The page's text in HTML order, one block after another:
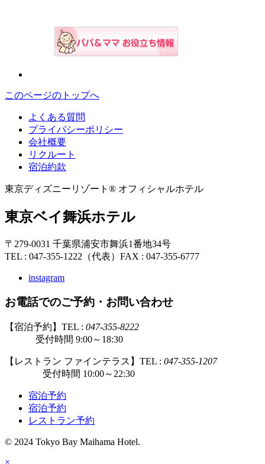
このページのトップへ
よくある質問
プライバシーポリシー
会社概要
リクルート
宿泊約款
東京ディズニーリゾート® オフィシャルホテル
東京ベイ舞浜ホテル
〒279-0031 千葉県浦安市舞浜1番地34号
TEL : 047-355-1222（代表） FAX : 047-355-6777
instagram
お電話でのご予約・お問い合わせ
【宿泊予約】TEL : 047-355-8222
受付時間 9:00～18:30
【レストラン ファインテラス】TEL : 047-355-1207
受付時間 10:00～22:30
宿泊予約
宿泊予約
レストラン予約
© 2024 Tokyo Bay Maihama Hotel.
×